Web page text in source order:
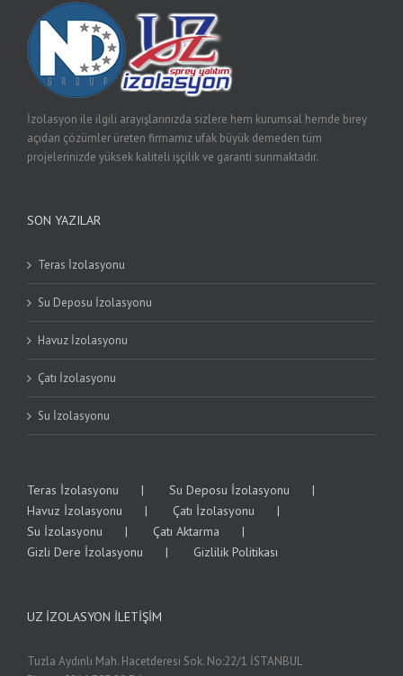
İzolasyon ile ilgili arayışlarınızda sizlere hem kurumsal hemde birey
açıdan çözümler üreten firmamız ufak büyük demeden tüm
projelerinizde yüksek kaliteli işçilik ve garanti sunmaktadır.
SON YAZILAR
Teras İzolasyonu
Su Deposu İzolasyonu
Havuz İzolasyonu
Çatı İzolasyonu
Su İzolasyonu
Teras İzolasyonu
Su Deposu İzolasyonu
Havuz İzolasyonu
Çatı İzolasyonu
Su İzolasyonu
Çatı Aktarma
Gizli Dere İzolasyonu
Gizlilik Politikası
UZ İZOLASYON İLETIŞIM
Tuzla Aydınlı Mah. Hacetderesi Sok. No:22/1 İSTANBUL